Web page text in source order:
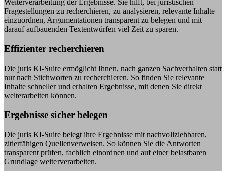
Weiterverarbeitung der Ergebnisse. Sie hilft, bei juristischen
Fragestellungen zu recherchieren, zu analysieren, relevante Inhalte
einzuordnen, Argumentationen transparent zu belegen und mit
darauf aufbauenden Textentwürfen viel Zeit zu sparen.
Effizienter recherchieren
Die juris KI-Suite ermöglicht Ihnen, nach ganzen Sachverhalten statt
nur nach Stichworten zu recherchieren. So finden Sie relevante
Inhalte schneller und erhalten Ergebnisse, mit denen Sie direkt
weiterarbeiten können.
Ergebnisse sicher belegen
Die juris KI-Suite belegt ihre Ergebnisse mit nachvollziehbaren,
zitierfähigen Quellenverweisen. So können Sie die Antworten
transparent prüfen, fachlich einordnen und auf einer belastbaren
Grundlage weiterverarbeiten.